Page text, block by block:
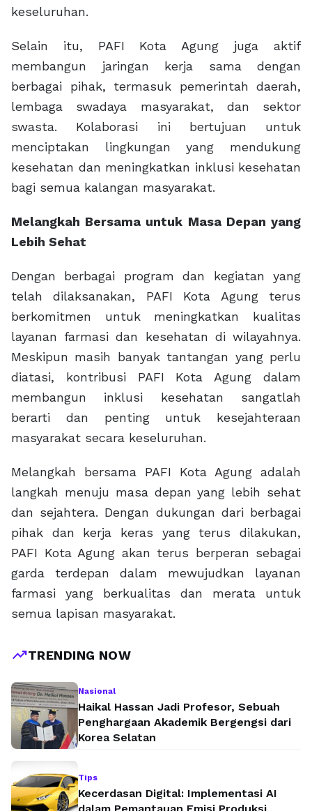
keseluruhan.
Selain itu, PAFI Kota Agung juga aktif
membangun jaringan kerja sama dengan
berbagai pihak, termasuk pemerintah daerah,
lembaga swadaya masyarakat, dan sektor
swasta. Kolaborasi ini bertujuan untuk
menciptakan lingkungan yang mendukung
kesehatan dan meningkatkan inklusi kesehatan
bagi semua kalangan masyarakat.
Melangkah Bersama untuk Masa Depan yang
Lebih Sehat
Dengan berbagai program dan kegiatan yang
telah dilaksanakan, PAFI Kota Agung terus
berkomitmen untuk meningkatkan kualitas
layanan farmasi dan kesehatan di wilayahnya.
Meskipun masih banyak tantangan yang perlu
diatasi, kontribusi PAFI Kota Agung dalam
membangun inklusi kesehatan sangatlah
berarti dan penting untuk kesejahteraan
masyarakat secara keseluruhan.
Melangkah bersama PAFI Kota Agung adalah
langkah menuju masa depan yang lebih sehat
dan sejahtera. Dengan dukungan dari berbagai
pihak dan kerja keras yang terus dilakukan,
PAFI Kota Agung akan terus berperan sebagai
garda terdepan dalam mewujudkan layanan
farmasi yang berkualitas dan merata untuk
semua lapisan masyarakat.
trending_upTRENDING NOW
Nasional
Haikal Hassan Jadi Profesor, Sebuah
Penghargaan Akademik Bergengsi dari
Korea Selatan
Tips
Kecerdasan Digital: Implementasi AI